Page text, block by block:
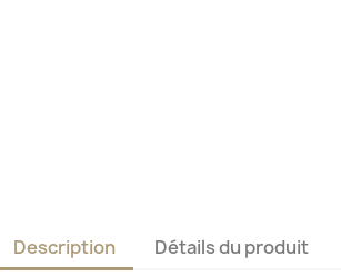
Description Détails du produit